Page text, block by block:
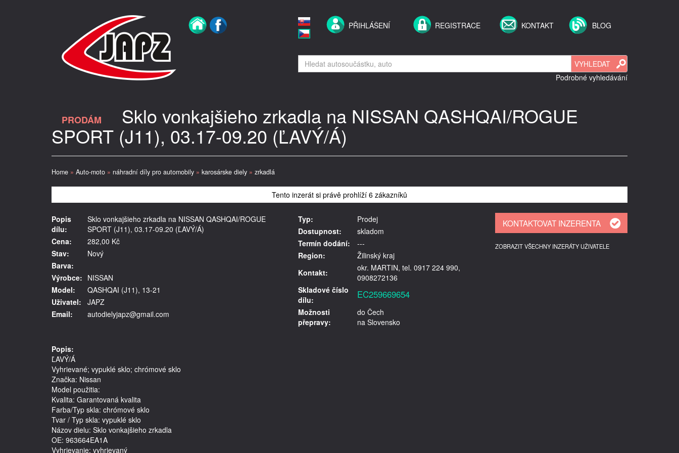
PŘIHLÁŠENÍ REGISTRACE KONTAKT BLOG
Podrobné vyhledávání
PRODÁM Sklo vonkajšieho zrkadla na NISSAN QASHQAI/ROGUE
SPORT (J11), 03.17-09.20 (ĽAVÝ/Á)
Home » Auto-moto » náhradní díly pro automobily » karosárske diely » zrkadlá
Tento inzerát si právě prohlíží 6 zákazníků
Popis
dílu:
Sklo vonkajšieho zrkadla na NISSAN QASHQAI/ROGUE
SPORT (J11), 03.17-09.20 (ĽAVÝ/Á)
Cena:
282,00 Kč
Stav:
Nový
Barva:
Výrobce: NISSAN
Model:
QASHQAI (J11), 13-21
Uživatel:
JAPZ
Email:
autodielyjapz@gmail.com
Typ:
Prodej
Dostupnost:
skladom
Termín dodání:
---
Region:
Žilinský kraj
Kontakt:
okr. MARTIN, tel. 0917 224 990,
0908272136
Skladové číslo
dílu:
EC259669654
Možnosti
přepravy:
do Čech
na Slovensko
ZOBRAZIT VŠECHNY INZERÁTY UŽIVATELE
Popis:
ĽAVÝ/Á
Vyhrievané; vypuklé sklo; chrómové sklo
Značka: Nissan
Model použitia:
Kvalita: Garantovaná kvalita
Farba/Typ skla: chrómové sklo
Tvar / Typ skla: vypuklé sklo
Názov dielu: Sklo vonkajšieho zrkadla
OE: 963664EA1A
Vyhrievanie: vyhrievaný